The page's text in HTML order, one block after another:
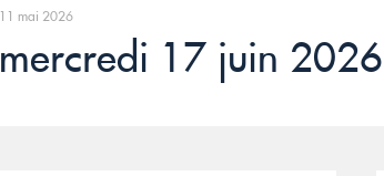
11 mai 2026
mercredi 17 juin 2026